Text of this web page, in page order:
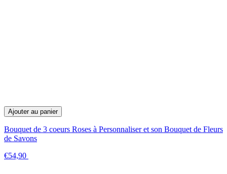
Ajouter au panier
Bouquet de 3 coeurs Roses à Personnaliser et son Bouquet de Fleurs
de Savons
€54,90